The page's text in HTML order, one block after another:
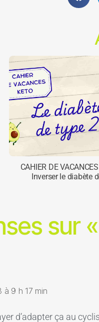
CAHIER DE
Inverser le diabète
sur
à 9 h 17 min
d’adapter ça au